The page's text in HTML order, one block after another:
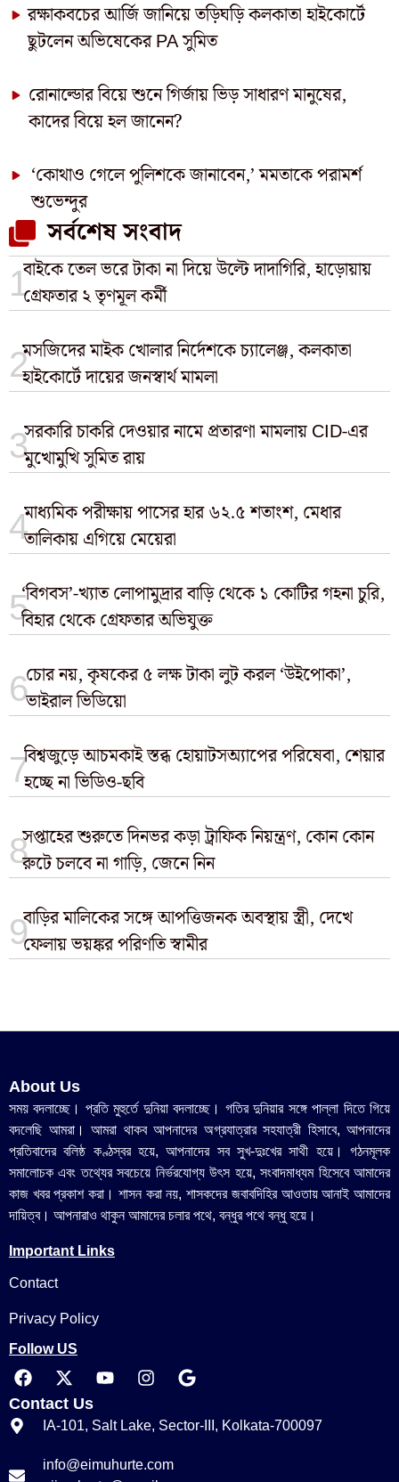
রক্ষাকবচের আর্জি জানিয়ে তড়িঘড়ি কলকাতা হাইকোর্টে
ছুটলেন অভিষেকের PA সুমিত
রোনাল্ডোর বিয়ে শুনে গির্জায় ভিড় সাধারণ মানুষের,
কাদের বিয়ে হল জানেন?
‘কোথাও গেলে পুলিশকে জানাবেন,’ মমতাকে পরামর্শ
শুভেন্দুর
সর্বশেষ সংবাদ
বাইকে ​তেল ভরে টাকা না দিয়ে উল্টে দাদাগিরি, হাড়োয়ায়
গ্রেফতার ২ তৃণমূল কর্মী
মসজিদের মাইক খোলার নির্দেশকে চ্যালেঞ্জ, কলকাতা
হাইকোর্টে দায়ের জনস্বার্থ মামলা
সরকারি চাকরি দেওয়ার নামে প্রতারণা মামলায় CID-এর
মুখোমুখি সুমিত রায়
মাধ্যমিক পরীক্ষায় পাসের হার ৬২.৫ শতাংশ, মেধার
তালিকায় এগিয়ে মেয়েরা
‘বিগবস’-খ্যাত লোপামুদ্রার বাড়ি থেকে ১ কোটির গহনা চুরি,
বিহার থেকে গ্রেফতার অভিযুক্ত
চোর নয়, কৃষকের ৫ লক্ষ টাকা লুট করল ‘উইপোকা’,
ভাইরাল ভিডিয়ো
বিশ্বজুড়ে আচমকাই স্তব্ধ হোয়াটসঅ্যাপের পরিষেবা, শেয়ার
হচ্ছে না ভিডিও-ছবি
সপ্তাহের শুরুতে দিনভর কড়া ট্রাফিক নিয়ন্ত্রণ, কোন কোন
রুটে চলবে না গাড়ি, জেনে নিন
বাড়ির মালিকের সঙ্গে আপত্তিজনক অবস্থায় স্ত্রী, দেখে
ফেলায় ভয়ঙ্কর পরিণতি স্বামীর
About Us
সময় বদলাচ্ছে। প্রতি মুহুর্তে দুনিয়া বদলাচ্ছে। গতির দুনিয়ার সঙ্গে পাল্লা দিতে গিয়ে
বদলেছি আমরা। আমরা থাকব আপনাদের অগ্রযাত্রার সহযাত্রী হিসাবে, আপনাদের
প্রতিবাদের বলিষ্ঠ কণ্ঠস্বর হয়ে, আপনাদের সব সুখ-দুঃখের সাথী হয়ে। গঠনমূলক
সমালোচক এবং তথ্যের সবচেয়ে নির্ভরযোগ্য উ‍ৎস হয়ে, সংবাদমাধ্যম হিসেবে আমাদের
কাজ খবর প্রকাশ করা। শাসন করা নয়, শাসকদের জবাবদিহির আওতায় আনাই আমাদের
দায়িত্ব। আপনারাও থাকুন আমাদের চলার পথে, বন্ধুর পথে বন্ধু হয়ে।
Important Links
Contact
Privacy Policy
Follow US
Contact Us
IA-101, Salt Lake, Sector-III, Kolkata-700097
info@eimuhurte.com